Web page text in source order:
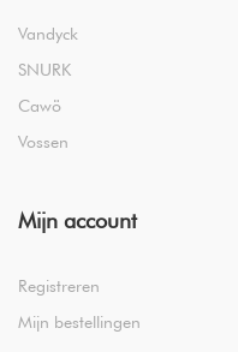
Vandyck
SNURK
Cawö
Vossen
Mijn account
Registreren
Mijn bestellingen